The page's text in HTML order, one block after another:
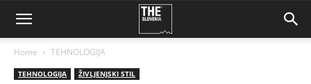
Home TEHNOLOGIJA
TEHNOLOGIJA ŽIVLJENJSKI STIL